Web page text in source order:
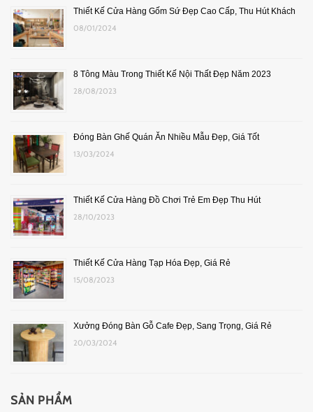
Thiết Kế Cửa Hàng Gốm Sứ Đẹp Cao Cấp, Thu Hút Khách
08/01/2024
8 Tông Màu Trong Thiết Kế Nội Thất Đẹp Năm 2023
28/08/2023
Đóng Bàn Ghế Quán Ăn Nhiều Mẫu Đẹp, Giá Tốt
13/03/2024
Thiết Kế Cửa Hàng Đồ Chơi Trẻ Em Đẹp Thu Hút
28/10/2023
Thiết Kế Cửa Hàng Tạp Hóa Đẹp, Giá Rẻ
15/08/2023
Xưởng Đóng Bàn Gỗ Cafe Đẹp, Sang Trọng, Giá Rẻ
20/03/2024
SẢN PHẨM